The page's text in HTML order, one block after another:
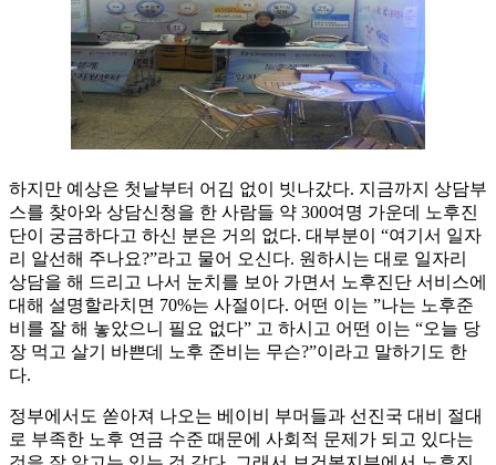
하지만 예상은 첫날부터 어김 없이 빗나갔다. 지금까지 상담부
스를 찾아와 상담신청을 한 사람들 약 300여명 가운데 노후진
단이 궁금하다고 하신 분은 거의 없다. 대부분이 “여기서 일자
리 알선해 주나요?”라고 물어 오신다. 원하시는 대로 일자리
상담을 해 드리고 나서 눈치를 보아 가면서 노후진단 서비스에
대해 설명할라치면 70%는 사절이다. 어떤 이는 ”나는 노후준
비를 잘 해 놓았으니 필요 없다” 고 하시고 어떤 이는 “오늘 당
장 먹고 살기 바쁜데 노후 준비는 무슨?”이라고 말하기도 한
다.
정부에서도 쏟아져 나오는 베이비 부머들과 선진국 대비 절대
로 부족한 노후 연금 수준 때문에 사회적 문제가 되고 있다는